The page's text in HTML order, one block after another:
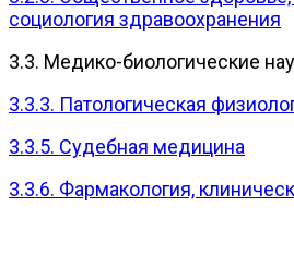
социология здравоохранения
3.3. Медико-биологические
3.3.3. Патологическая
3.3.5. Судебная медицина
3.3.6. Фармакология,